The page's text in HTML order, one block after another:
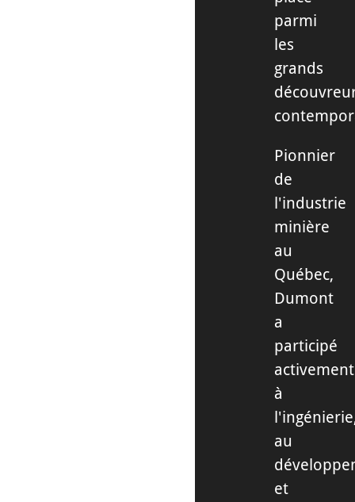
parmi
les
grands
Pionnier
de
l'industrie
minière
au
Québec,
Dumont
a
participé
activement
à
au
et